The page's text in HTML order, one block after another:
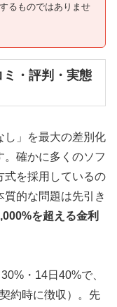
るものではありませ
・評判・実態
し」を最大の差別化
。確かに多くのソフ
式を採用しているの
的な問題は先引き
を超える金利
・14日40%で、
約時に徴収）。先